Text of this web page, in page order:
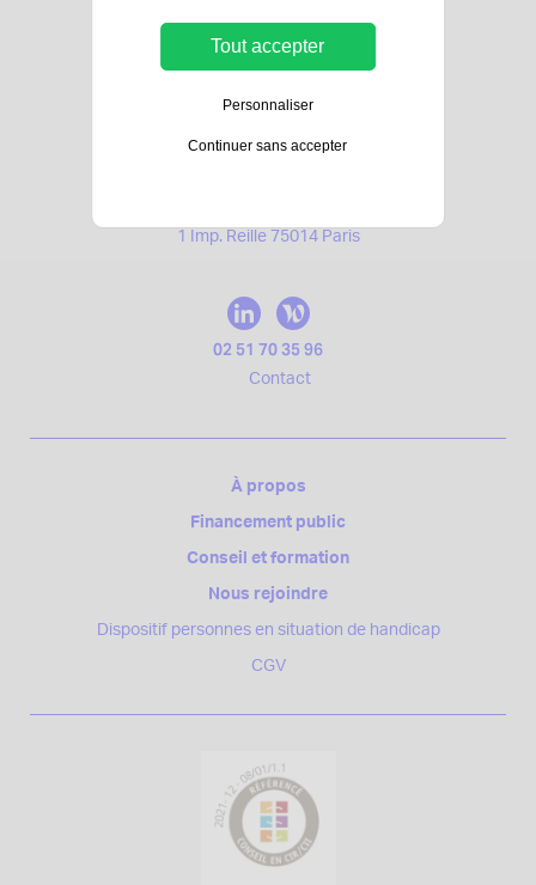
15 Boulevard Marcel Paul
44800 Saint-Herblain
10 rue de Clisson
1 Imp. Reille 75014 Paris
02 51 70 35 96
Contact
À propos
Financement public
Conseil et formation
Nous rejoindre
Dispositif personnes en situation de handicap
CGV
Tout accepter
Personnaliser
Continuer sans accepter